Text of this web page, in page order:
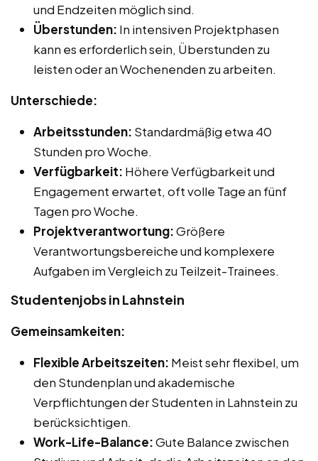
und Endzeiten möglich sind.
Überstunden: In intensiven Projektphasen
kann es erforderlich sein, Überstunden zu
leisten oder an Wochenenden zu arbeiten.
Unterschiede:
Arbeitsstunden: Standardmäßig etwa 40
Stunden pro Woche.
Verfügbarkeit: Höhere Verfügbarkeit und
Engagement erwartet, oft volle Tage an fünf
Tagen pro Woche.
Projektverantwortung:Größere
Verantwortungsbereiche und komplexere
Aufgaben im Vergleich zu Teilzeit-Trainees.
Studentenjobs in Lahnstein
Gemeinsamkeiten:
Flexible Arbeitszeiten: Meist sehr flexibel, um
den Stundenplan und akademische
Verpflichtungen der Studenten in Lahnstein zu
berücksichtigen.
Work-Life-Balance:Gute Balance zwischen